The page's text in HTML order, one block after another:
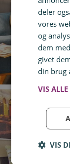
Log
deler
vores
og
dem
givet
din brug
VIS
VIS